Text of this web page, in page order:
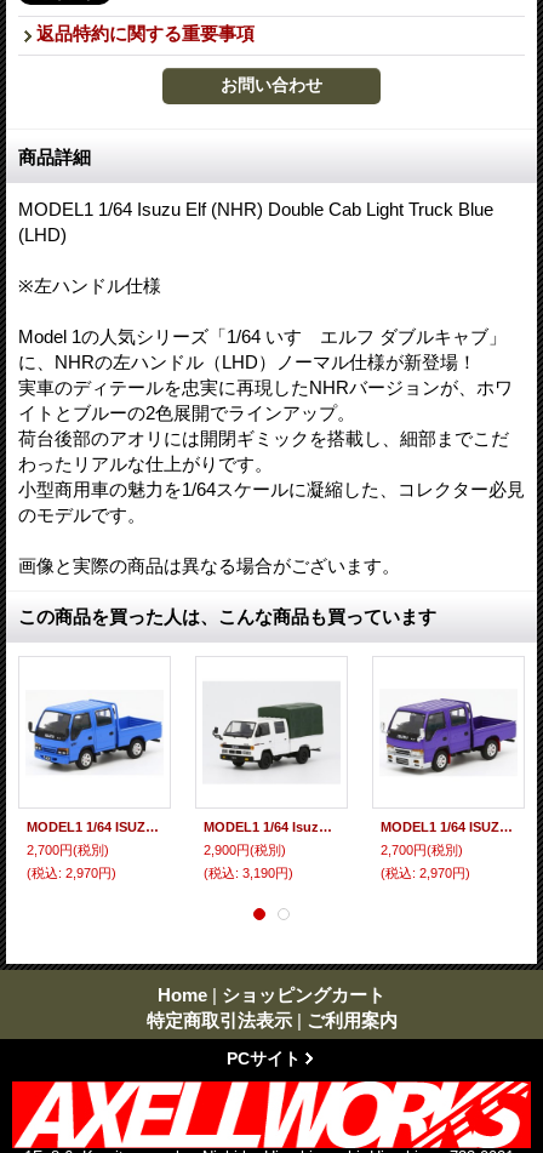
返品特約に関する重要事項
商品詳細
MODEL1 1/64 Isuzu Elf (NHR) Double Cab Light Truck Blue
(LHD)
※左ハンドル仕様
Model 1の人気シリーズ「1/64 いすゞエルフ ダブルキャブ」
に、NHRの左ハンドル（LHD）ノーマル仕様が新登場！
実車のディテールを忠実に再現したNHRバージョンが、ホワ
イトとブルーの2色展開でラインアップ。
荷台後部のアオリには開閉ギミックを搭載し、細部までこだ
わったリアルな仕上がりです。
小型商用車の魅力を1/64スケールに凝縮した、コレクター必見
のモデルです。
画像と実際の商品は異なる場合がございます。
この商品を買った人は、こんな商品も買っています
MODEL1 1/64 ISUZU ELF Double Cab Blue
2,700円(税別)
(税込: 2,970円)
MODEL1 1/64 Isuzu NHR 1987 White LHD w/ Canvas
2,900円(税別)
(税込: 3,190円)
MODEL1 1/64 ISUZU ELF Double Cab Custom Version Purple
2,700円(税別)
(税込: 2,970円)
Home | ショッピングカート
特定商取引法表示 | ご利用案内
PCサイト